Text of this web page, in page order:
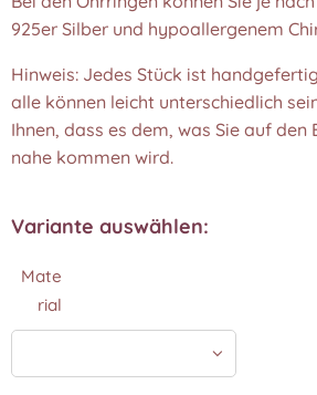
925er Silber und hypoallergenem
Hinweis: Jedes Stück ist
alle können leicht unterschiedlich
Ihnen, dass es dem, was Sie auf den
nahe kommen wird.❤️
Variante auswählen:
Mate
rial